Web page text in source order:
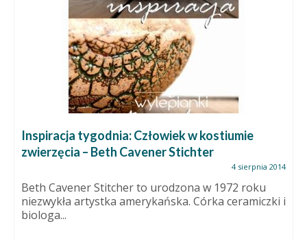
Inspiracja tygodnia: Człowiek w kostiumie
zwierzęcia – Beth Cavener Stichter
4 sierpnia 2014
Beth Cavener Stitcher to urodzona w 1972 roku
niezwykła artystka amerykańska. Córka ceramiczki i
biologa...